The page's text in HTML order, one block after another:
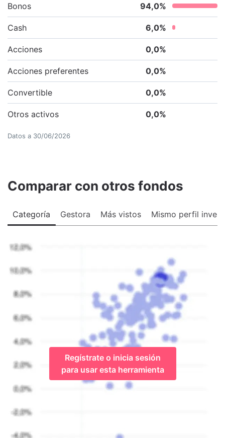
Bonos 94,0%
Cash 6,0%
Acciones 0,0%
Acciones preferentes 0,0%
Convertible 0,0%
Otros activos 0,0%
Datos a 30/06/2026
Comparar con otros fondos
Categoría Gestora Más vistos Mismo perfil
Regístrate o inicia sesión
para usar esta herramienta